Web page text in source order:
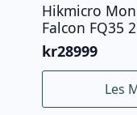
Hikmicro
Falcon FQ35
kr28999
Les